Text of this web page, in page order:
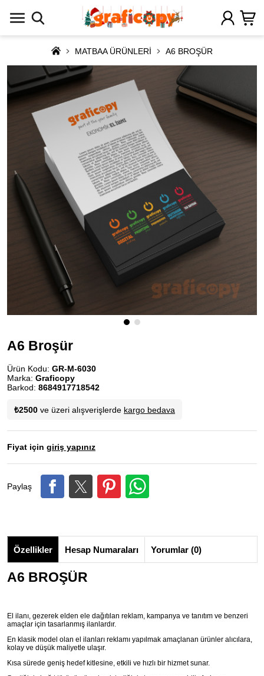
MATBAA ÜRÜNLERİ A6 BROŞÜR
A6 Broşür
Ürün Kodu: GR-M-6030
Marka: Graficopy
Barkod: 8684917718542
₺2500 ve üzeri alışverişlerde kargo bedava
Fiyat için giriş yapınız
Paylaş
Özellikler Hesap Numaraları Yorumlar (0)
A6 BROŞÜR
El ilanı, gezerek elden ele dağıtılan reklam, kampanya ve tanıtım ve benzeri
amaçlar için tasarlanmış ilanlardır.
En klasik model olan el ilanları reklamı yapılmak amaçlanan ürünler alıcılara,
kolay ve düşük maliyetle ulaşır.
Kısa sürede geniş hedef kitlesine, etkili ve hızlı bir hizmet sunar.